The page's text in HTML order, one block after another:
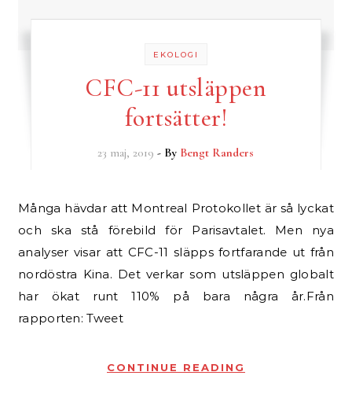
EKOLOGI
CFC-11 utsläppen
fortsätter!
23 maj, 2019 - By Bengt Randers
Många hävdar att Montreal Protokollet är så lyckat
och ska stå förebild för Parisavtalet. Men nya
analyser visar att CFC-11 släpps fortfarande ut från
nordöstra Kina. Det verkar som utsläppen globalt
har ökat runt 110% på bara några år.Från
rapporten: Tweet
CONTINUE READING